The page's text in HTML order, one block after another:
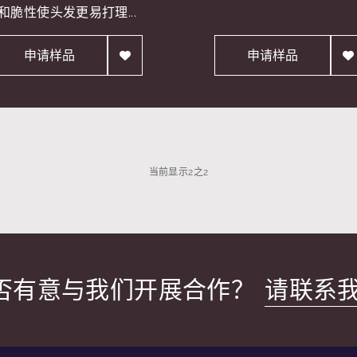
脆性使头发更易打理...
申请样品 申请样品
当前显示2之 2
有意与我们开展合作？ 请联系